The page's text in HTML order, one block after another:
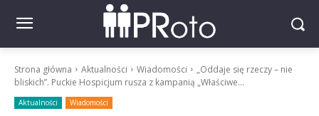
Strona główna Aktualności Wiadomości
„Oddaje się rzeczy – nie
bliskich”. Puckie Hospicjum rusza z kampanią „Właściwe...
Aktualności Wiadomości